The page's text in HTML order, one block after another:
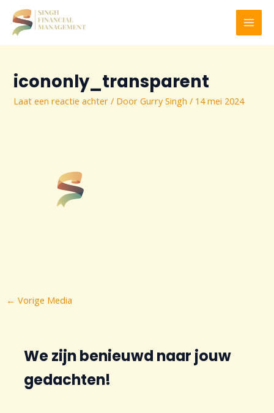
naar
inhoud
icononly_transparent
Laat een reactie achter / DoorGurry Singh/ 14 mei 2024
Bericht
navigatie
← Vorige Media
We zijn benieuwd naar jouw
gedachten!